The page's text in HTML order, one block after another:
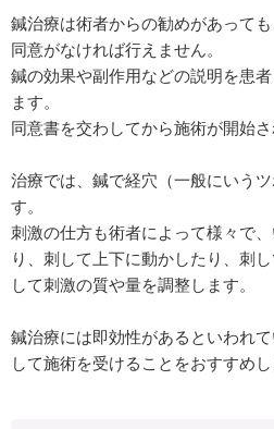
鍼治療は術者からの勧めがあって
同意がなければ行えません。
鍼の効果や副作用などの説明を患
ます。
同意書を交わしてから施術が開始さ
治療では、鍼で経穴（一般にいう
す。
刺激の仕方も術者によって様々で
り、刺して上下に動かしたり、刺
して刺激の質や量を調整します。
鍼治療には即効性があるといわれ
して施術を受けることをおすすめし